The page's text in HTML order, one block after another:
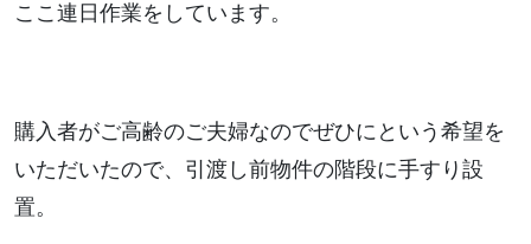
ここ連日作業をしています。
購入者がご高齢のご夫婦なのでぜひにという希望を
いただいたので、引渡し前物件の階段に手すり設
置。